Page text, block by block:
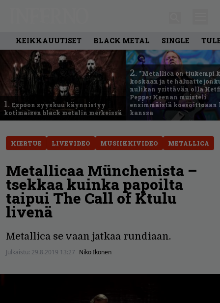
KEIKKAUUTISET BLACK METAL SINGLE
1. Espoon syyskuu käynnistyy
kotimaisen black metalin merkeissä
2. ”Metallica on tiukempi
koskaan ja te haluatte
nulikan yrittävän olla
Pepper Keenan muisteli
ensimmäistä
kanssa
KIERTUE LIVEVIDEO MUSIIKKIVIDEO METALLICA
Metallicaa Münchenista –
tsekkaa kuinka papoilta
taipui The Call of Ktulu
livenä
Metallica se vaan jatkaa rundiaan.
Julkaistu: 29.8.2019 13:27 Niko Ikonen